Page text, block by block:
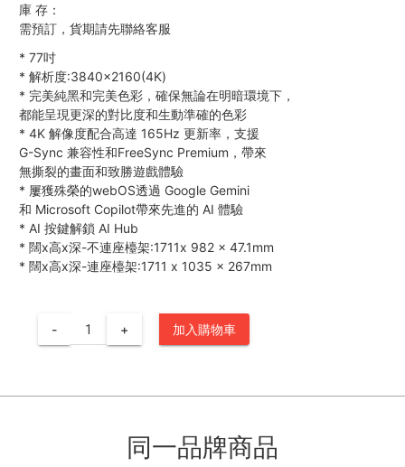
庫 存：
需預訂，貨期請先聯絡客服
* 77吋
* 解析度:3840×2160(4K)
* 完美純黑和完美色彩，確保無論在明暗環境下，
都能呈現更深的對比度和生動準確的色彩
* 4K 解像度配合高達 165Hz 更新率，支援
G-Sync 兼容性和FreeSync Premium，帶來
無撕裂的畫面和致勝遊戲體驗
* 屢獲殊榮的webOS透過 Google Gemini
和 Microsoft Copilot帶來先進的 AI 體驗
* AI 按鍵解鎖 AI Hub
* 闊x高x深-不連座檯架:1711x 982 x 47.1mm
* 闊x高x深-連座檯架:1711 x 1035 x 267mm
- + 加入購物車
同一品牌商品